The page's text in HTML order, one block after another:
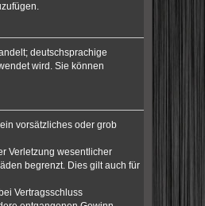
deutschsprachige
wird. Sie können
vorsätzliches oder grob
Verletzung wesentlicher
begrenzt. Dies gilt auch für
Vertragsschluss